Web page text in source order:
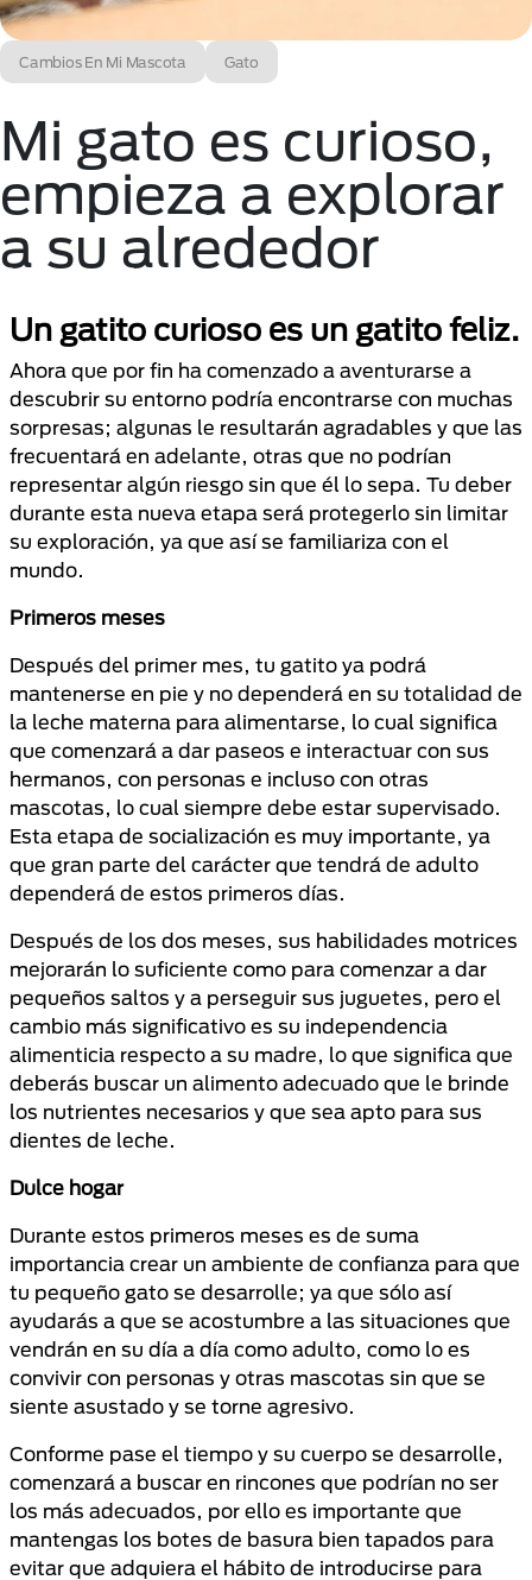
Cambios En Mi Mascota Gato
Mi gato es curioso,
empieza a explorar
a su alrededor
Un gatito curioso es un gatito feliz.
Ahora que por fin ha comenzado a aventurarse a
descubrir su entorno podría encontrarse con muchas
sorpresas; algunas le resultarán agradables y que las
frecuentará en adelante, otras que no podrían
representar algún riesgo sin que él lo sepa. Tu deber
durante esta nueva etapa será protegerlo sin limitar
su exploración, ya que así se familiariza con el
mundo.
Primeros meses
Después del primer mes, tu gatito ya podrá
mantenerse en pie y no dependerá en su totalidad de
la leche materna para alimentarse, lo cual significa
que comenzará a dar paseos e interactuar con sus
hermanos, con personas e incluso con otras
mascotas, lo cual siempre debe estar supervisado.
Esta etapa de socialización es muy importante, ya
que gran parte del carácter que tendrá de adulto
dependerá de estos primeros días.
Después de los dos meses, sus habilidades motrices
mejorarán lo suficiente como para comenzar a dar
pequeños saltos y a perseguir sus juguetes, pero el
cambio más significativo es su independencia
alimenticia respecto a su madre, lo que significa que
deberás buscar un alimento adecuado que le brinde
los nutrientes necesarios y que sea apto para sus
dientes de leche.
Dulce hogar
Durante estos primeros meses es de suma
importancia crear un ambiente de confianza para que
tu pequeño gato se desarrolle; ya que sólo así
ayudarás a que se acostumbre a las situaciones que
vendrán en su día a día como adulto, como lo es
convivir con personas y otras mascotas sin que se
siente asustado y se torne agresivo.
Conforme pase el tiempo y su cuerpo se desarrolle,
comenzará a buscar en rincones que podrían no ser
los más adecuados, por ello es importante que
mantengas los botes de basura bien tapados para
evitar que adquiera el hábito de introducirse para